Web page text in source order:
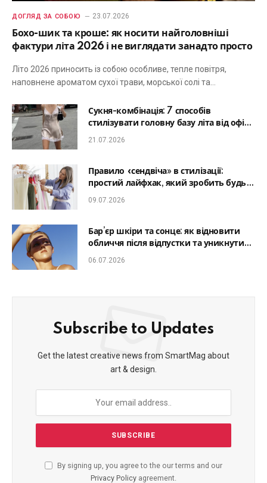
ДОГЛЯД ЗА СОБОЮ 23.07.2026
Бохо-шик та кроше: як носити найголовніші
фактури літа 2026 і не виглядати занадто просто
Літо 2026 приносить із собою особливе, тепле повітря,
наповнене ароматом сухої трави, морської солі та…
Сукня-комбінація: 7 способів
стилізувати головну базу літа від офісу
до романтичної вечері
21.07.2026
Правило «сендвіча» в стилізації:
простий лайфхак, який зробить будь-
який образ гармонійним
09.07.2026
Бар’єр шкіри та сонце: як відновити
обличчя після відпустки та уникнути
фотостаріння
06.07.2026
Subscribe to Updates
Get the latest creative news from SmartMag about
art & design.
By signing up, you agree to the our terms and our
Privacy Policy agreement.